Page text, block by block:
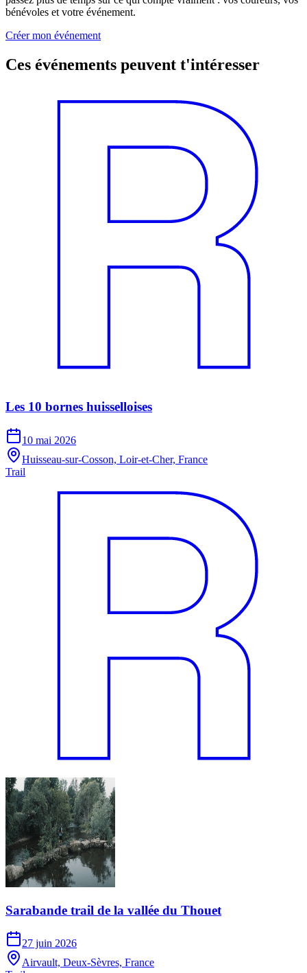
bénévoles et votre événement.
Créer mon événement
Ces événements peuvent t'intéresser
Les 10 bornes huisselloises
10 mai 2026
Huisseau-sur-Cosson, Loir-et-Cher, France
Trail
Sarabande trail de la vallée du Thouet
27 juin 2026
Airvault, Deux-Sèvres, France